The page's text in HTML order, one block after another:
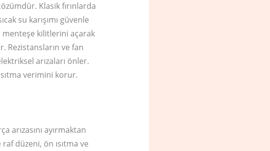
Klasik fırınlarda
su karışımı güvenle
menteşe kilitlerini açarak
Rezistansların ve fan
arızaları önler.
verimini korur.
arızasını ayırmaktan
düzeni, ön ısıtma ve